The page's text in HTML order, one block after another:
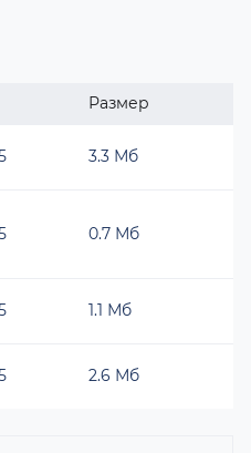
Размер
3.3 Мб
0.7 Мб
1.1 Мб
2.6 Мб